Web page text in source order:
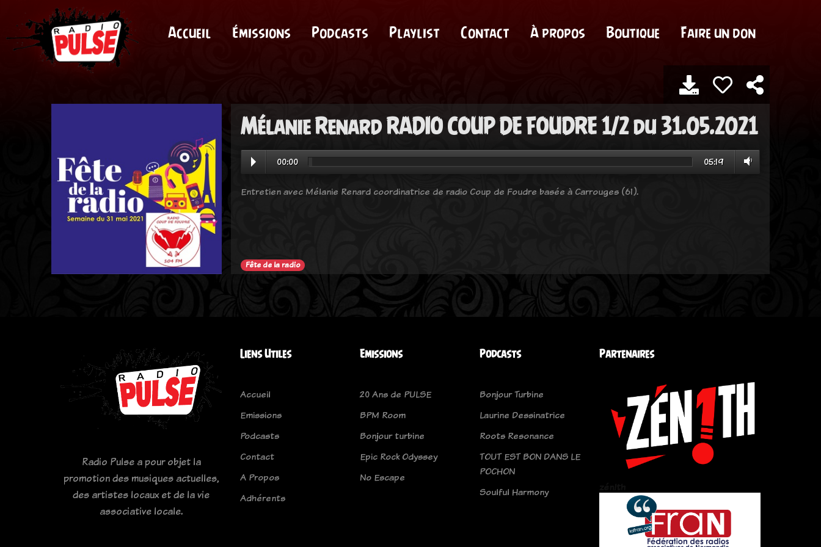
Accueil Émissions Podcasts Playlist Contact À propos Boutique Faire un don
Mélanie Renard RADIO COUP DE FOUDRE 1/2 du 31.05.2021
00:00 05:19
Entretien avec Mélanie Renard coordinatrice de radio Coup de Foudre basée à Carrouges (61).
Fête de la radio
Radio Pulse a pour objet la
promotion des musiques actuelles,
des artistes locaux et de la vie
associative locale.
Liens Utiles
Accueil
Emissions
Podcasts
Contact
A Propos
Adhérents
Emissions
20 Ans de PULSE
BPM Room
Bonjour turbine
Epic Rock Odyssey
No Escape
Podcasts
Bonjour Turbine
Laurine Dessinatrice
Roots Resonance
TOUT EST BON DANS LE
POCHON
Soulful Harmony
Partenaires